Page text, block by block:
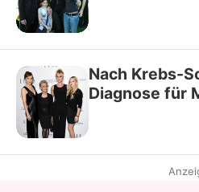
Nach Krebs-
Diagnose für